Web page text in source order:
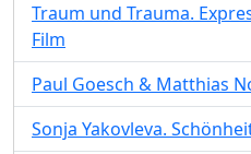
Traum und Trauma.
Film
Paul Goesch & Matthias
Sonja Yakovleva.